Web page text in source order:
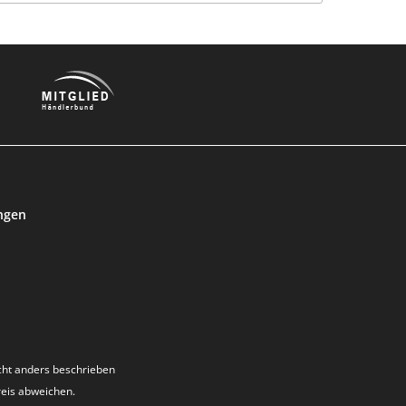
anders beschrieben
abweichen.